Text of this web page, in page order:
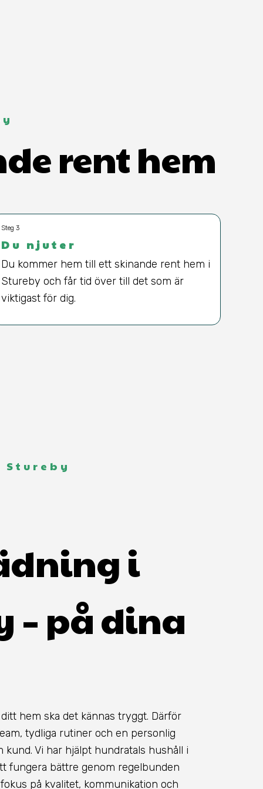
rent hem
Steg 3
Du njuter
Du kommer hem till ett skinande rent hem i
Stureby och får tid över till det som är
viktigast för dig.
i
– på dina
hem ska det kännas tryggt. Därför
tydliga rutiner och en personlig
kund. Vi har hjälpt hundratals hushåll i
fungera bättre genom regelbunden
på kvalitet, kommunikation och